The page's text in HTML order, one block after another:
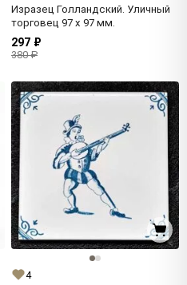
Изразец Голландский. Уличный
торговец 97 x 97 мм.
297 ₽
380 ₽
4